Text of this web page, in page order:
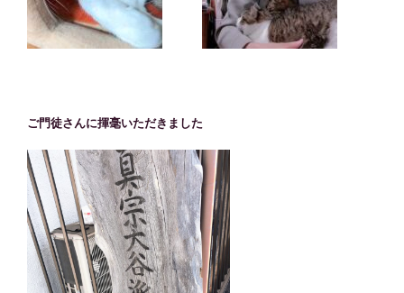
ご門徒さんに揮毫いただきました